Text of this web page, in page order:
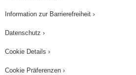
Information zur Barrierefreiheit ›
Datenschutz ›
Cookie Details ›
Cookie Präferenzen ›